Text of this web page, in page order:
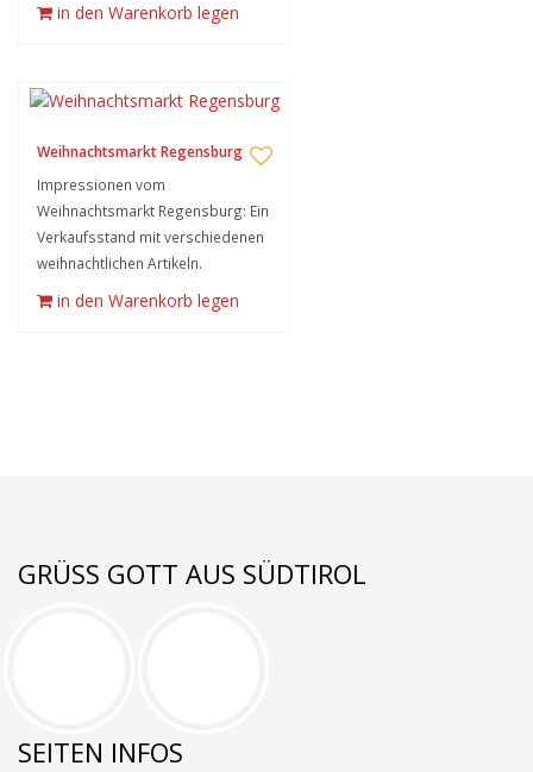
in den Warenkorb legen
Weihnachtsmarkt Regensburg
Impressionen vom
Weihnachtsmarkt Regensburg: Ein
Verkaufsstand mit verschiedenen
weihnachtlichen Artikeln.
in den Warenkorb legen
GRÜSS GOTT AUS SÜDTIROL
SEITEN INFOS